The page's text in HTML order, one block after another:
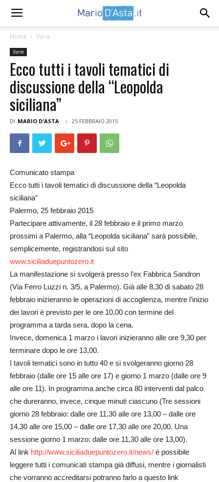
Home Varie
Varie
Ecco tutti i tavoli tematici di
discussione della “Leopolda
siciliana”
DI MARIO D'ASTA 25 FEBBRAIO 2015
Comunicato stampa
Ecco tutti i tavoli tematici di discussione della “Leopolda
siciliana”
Palermo, 25 febbraio 2015
Partecipare attivamente, il 28 febbraio e il primo marzo
prossimi a Palermo, alla “Leopolda siciliana” sarà possibile,
semplicemente, registrandosi sul sito
www.siciliaduepuntozero.it
La manifestazione si svolgerà presso l’ex Fabbrica Sandron
(Via Ferro Luzzi n. 3/5, a Palermo). Già alle 8,30 di sabato 28
febbraio inizieranno le operazioni di accoglienza, mentre l’inizio
dei lavori è previsto per le ore 10,00 con termine del
programma a tarda sera, dopo la cena.
Invece, domenica 1 marzo i lavori inizieranno alle ore 9,30 per
terminare dopo le ore 13,00.
I tavoli tematici sono in tutto 40 e si svolgeranno giorno 28
febbraio (dalle ore 15 alle ore 17) e giorno 1 marzo (dalle ore 9
alle ore 11). In programma anche circa 80 interventi dal palco
che dureranno, invece, cinque minuti ciascuno (Tre sessioni
giorno 28 febbraio: dalle ore 11,30 alle ore 13,00 – dalle ore
14,30 alle ore 15,00 – dalle ore 17,30 alle ore 20,00. Una
sessione giorno 1 marzo: dalle ore 11,30 alle ore 13,00).
Al link http://www.siciliaduepuntozero.it/news/ è possibile
leggere tutti i comunicati stampa già diffusi, mentre i giornalisti
che vorranno accreditarsi potranno farlo a questo link